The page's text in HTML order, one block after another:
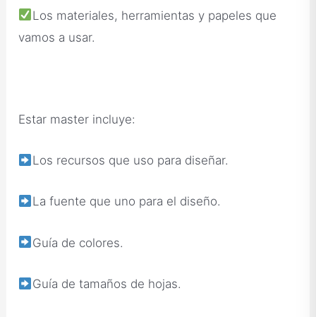
Los materiales, herramientas y papeles que
vamos a usar.
Estar master incluye:
Los recursos que uso para diseñar.
La fuente que uno para el diseño.
Guía de colores.
Guía de tamaños de hojas.